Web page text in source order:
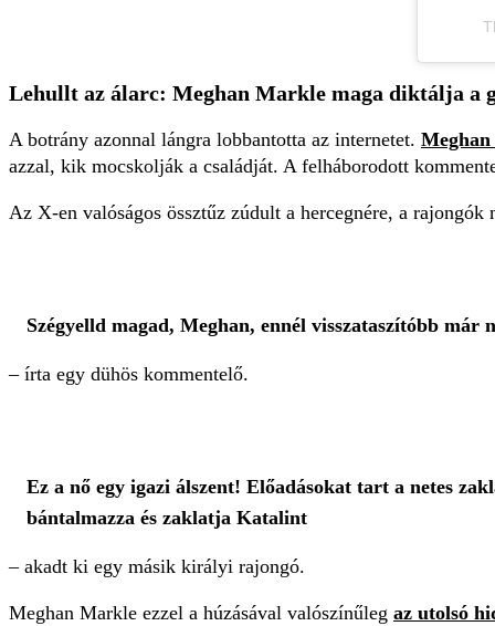
Lehullt az álarc: Meghan Markle maga diktálja a
A botrány azonnal lángra lobbantotta az internetet. Meghan
azzal, kik mocskolják a családját. A felháborodott
Az X-en valóságos össztűz zúdult a hercegnére, a rajongók
Szégyelld magad, Meghan, ennél visszataszítóbb már
– írta egy dühös kommentelő.
Ez a nő egy igazi álszent! Előadásokat tart a netes
bántalmazza és zaklatja Katalint
– akadt ki egy másik királyi rajongó.
Meghan Markle ezzel a húzásával valószínűleg az utolsó